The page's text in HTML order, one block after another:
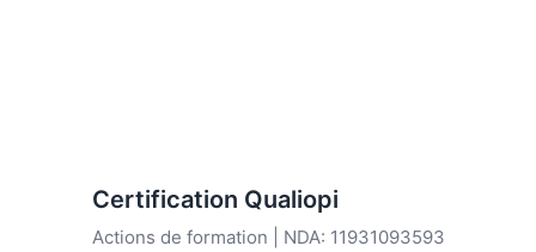
Certification Qualiopi
Actions de formation | NDA: 11931093593